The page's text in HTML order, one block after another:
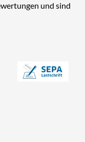
und sind